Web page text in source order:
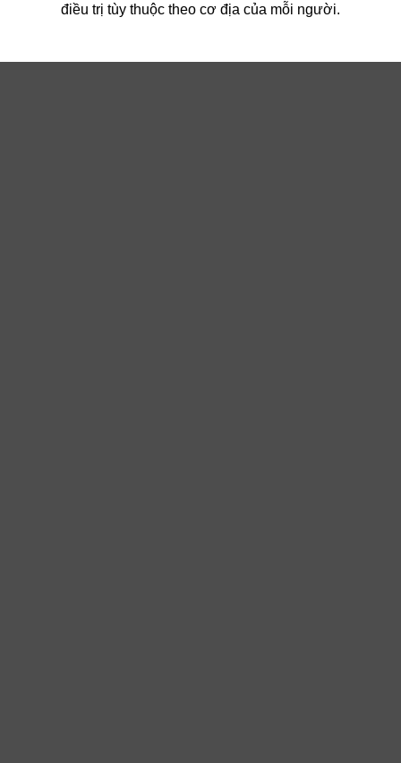
điều trị tùy thuộc theo cơ địa của mỗi người.